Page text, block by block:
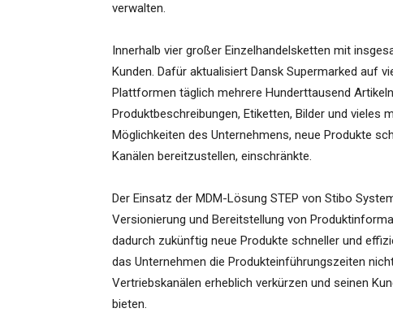
verwalten.
Innerhalb vier großer Einzelhandelsketten mit
Kunden. Dafür aktualisiert Dansk Supermarked auf
Plattformen täglich mehrere Hunderttausend
Produktbeschreibungen, Etiketten, Bilder und vieles
Möglichkeiten des Unternehmens, neue Produkte
Kanälen bereitzustellen, einschränkte.
Der Einsatz der MDM-Lösung STEP von Stibo
Versionierung und Bereitstellung von
dadurch zukünftig neue Produkte schneller und
das Unternehmen die Produkteinführungszeiten
Vertriebskanälen erheblich verkürzen und seinen
bieten.